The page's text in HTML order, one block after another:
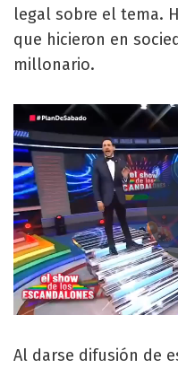
legal sobre el tema.
que hicieron en
millonario.
Al darse difusión de